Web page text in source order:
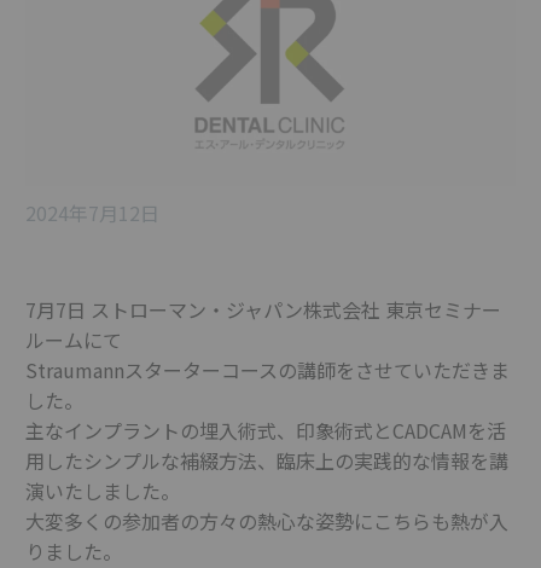
2024年7月12日
7月7日 ストローマン・ジャパン株式会社 東京セミナー
ルームにて
Straumannスターターコースの講師をさせていただきま
した。
主なインプラントの埋入術式、印象術式とCADCAMを活
用したシンプルな補綴方法、臨床上の実践的な情報を講
演いたしました。
大変多くの参加者の方々の熱心な姿勢にこちらも熱が入
りました。